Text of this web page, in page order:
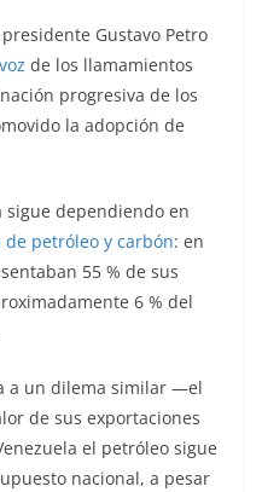
Gustavo Petro
de los llamamientos
progresiva de los
la adopción de
sigue dependiendo en
de petróleo y carbón: en
55 % de sus
6 % del
a un dilema similar ―el
de sus exportaciones
el petróleo sigue
nacional, a pesar